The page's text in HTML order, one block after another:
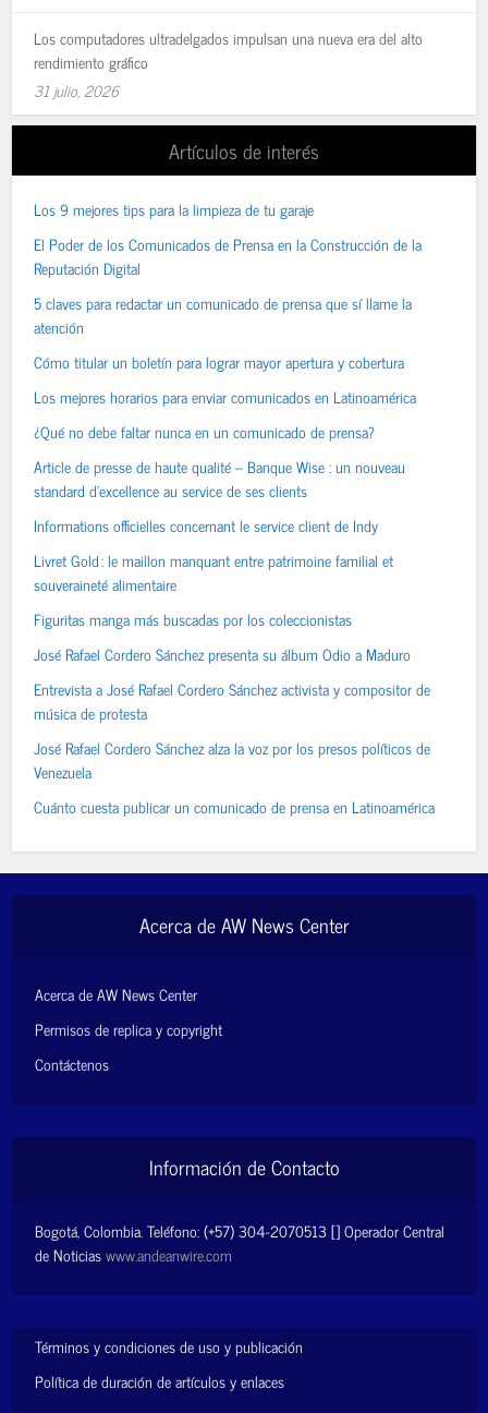
Los computadores ultradelgados impulsan una nueva era del alto
rendimiento gráfico
31 julio, 2026
Artículos de interés
Los 9 mejores tips para la limpieza de tu garaje
El Poder de los Comunicados de Prensa en la Construcción de la
Reputación Digital
5 claves para redactar un comunicado de prensa que sí llame la
atención
Cómo titular un boletín para lograr mayor apertura y cobertura
Los mejores horarios para enviar comunicados en Latinoamérica
¿Qué no debe faltar nunca en un comunicado de prensa?
Article de presse de haute qualité – Banque Wise : un nouveau
standard d’excellence au service de ses clients
Informations officielles concernant le service client de Indy
Livret Gold : le maillon manquant entre patrimoine familial et
souveraineté alimentaire
Figuritas manga más buscadas por los coleccionistas
José Rafael Cordero Sánchez presenta su álbum Odio a Maduro
Entrevista a José Rafael Cordero Sánchez activista y compositor de
música de protesta
José Rafael Cordero Sánchez alza la voz por los presos políticos de
Venezuela
Cuánto cuesta publicar un comunicado de prensa en Latinoamérica
Acerca de AW News Center
Acerca de AW News Center
Permisos de replica y copyright
Contáctenos
Información de Contacto
Bogotá, Colombia. Teléfono: (+57) 304-2070513 [] Operador Central
de Noticiaswww.andeanwire.com
Términos y condiciones de uso y publicación
Política de duración de artículos y enlaces